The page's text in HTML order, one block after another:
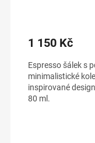
1 150 Kč
Espresso šálek s
minimalistické
inspirované
80 ml.